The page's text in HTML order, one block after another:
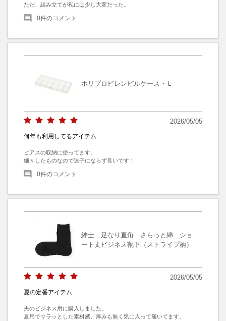
ただ、組み立てが私には少し大変だった。
0件のコメント
ポリプロピレンピルケース・Ｌ
2026/05/05
何年も利用してるアイテム
ピアスの収納に使ってます。
細々したものなので迷子にならず良いです！
0件のコメント
紳士 足なり直角 さらっと綿 ショ
ート丈ビジネス靴下（ストライプ柄）
2026/05/05
夏の定番アイテム
夫のビジネス用に購入しました。
夏用でサラッとした素材感、厚みも無く気に入って履いてます。